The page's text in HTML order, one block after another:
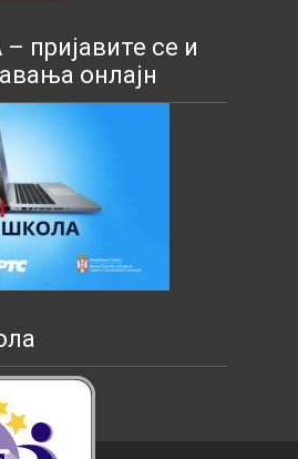
пријавите се и
онлајн